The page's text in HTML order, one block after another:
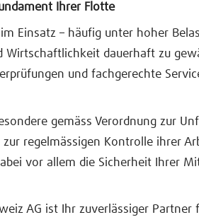
Ihrer Flotte
Einsatz – häufig unter hoher
Wirtschaftlichkeit dauerhaft zu
und fachgerechte
gemäss Verordnung zur
regelmässigen Kontrolle ihrer
vor allem die Sicherheit Ihrer
AG ist Ihr zuverlässiger Partner